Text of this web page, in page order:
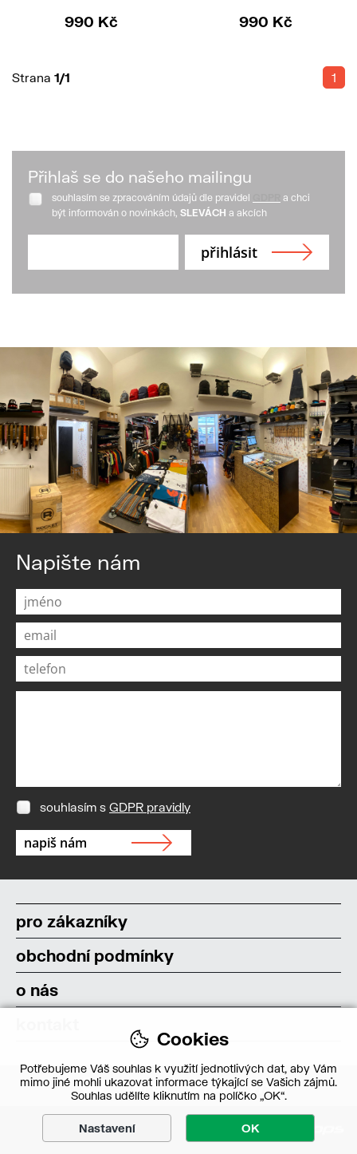
990 Kč 990 Kč
Strana 1/1 1
Přihlaš se do našeho mailingu
souhlasím se zpracováním údajů dle pravidel
a chci
být informován o novinkách, SLEVÁCH a akcích
Napište nám
souhlasím s GDPR pravidly
pro zákazníky
obchodní podmínky
o nás
Cookies
Potřebujeme Váš souhlas k využití jednotlivých dat, aby Vám
mimo jiné mohli ukazovat informace týkající se Vašich zájmů.
Souhlas udělíte kliknutím na políčko „OK“.
Nastavení OK